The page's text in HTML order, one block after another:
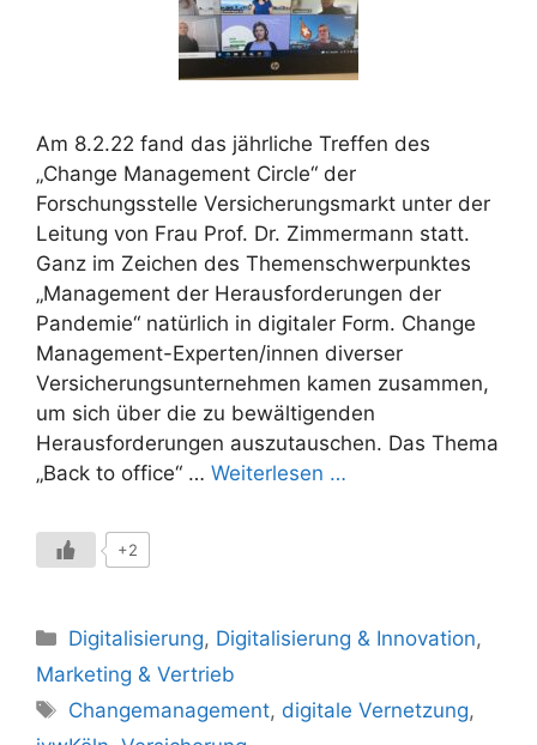
Am 8.2.22 fand das jährliche Treffen des
„Change Management Circle“ der
Forschungsstelle Versicherungsmarkt unter der
Leitung von Frau Prof. Dr. Zimmermann statt.
Ganz im Zeichen des Themenschwerpunktes
„Management der Herausforderungen der
Pandemie“ natürlich in digitaler Form. Change
Management-Experten/innen diverser
Versicherungsunternehmen kamen zusammen,
um sich über die zu bewältigenden
Herausforderungen auszutauschen. Das Thema
„Back to office“ … Weiterlesen …
+2
Kategorien
Digitalisierung, Digitalisierung & Innovation,
Marketing & Vertrieb
Schlagwörter
Changemanagement, digitale Vernetzung,